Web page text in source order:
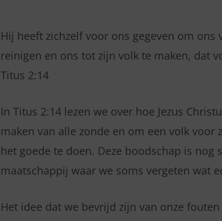
Hij heeft zichzelf voor ons gegeven om
reinigen en ons tot zijn volk te maken, dat
Titus 2:14
In Titus 2:14 lezen we over hoe Jezus
maken van alle zonde en om een volk
het goede te doen. Deze boodschap is nog
maatschappij waar we soms vergeten wat
Het idee dat we bevrijd zijn van onze